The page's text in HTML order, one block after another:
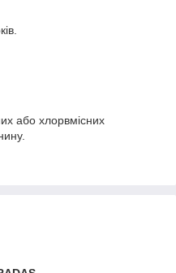
або хлорвмісних